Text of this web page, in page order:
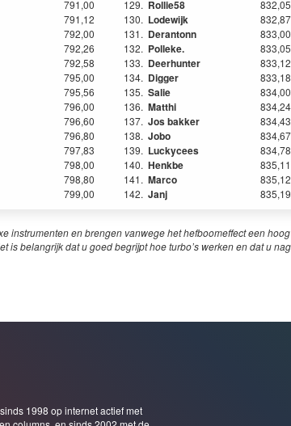
791,00
791,12
792,00
792,26
792,58
795,00
795,56
796,00
796,60
796,80
797,83
798,00
798,80
799,00
129. Rollie58
832,05
130. Lodewijk
832,87
131. Derantonn
833,00
132. Polleke.
833,05
133. Deerhunter
833,12
134. Digger
833,18
135. Salie
834,00
136. Matthi
834,24
137. Jos bakker
834,43
138. Jobo
834,67
139. Luckycees
834,78
140. Henkbe
835,11
141. Marco
835,12
142. Janj 835,19
instrumenten en brengen vanwege het hefboomeffect een
is belangrijk dat u goed begrijpt hoe turbo’s werken en dat u
1998 op internet actief met